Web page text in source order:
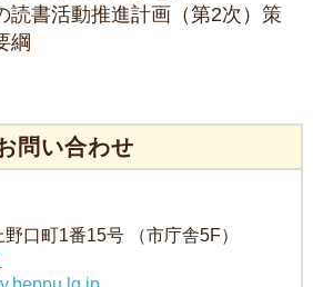
読書活動推進計画（第2次）策
綱
問い合わせ
口町1番15号 （市庁舎5F）